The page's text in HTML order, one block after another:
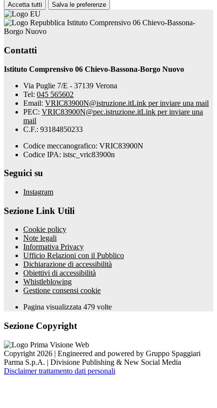
Accetta tutti Salva le preferenze
Istituto Comprensivo 06 Chievo-Bassona-
Borgo Nuovo
Contatti
Istituto Comprensivo 06 Chievo-Bassona-Borgo Nuovo
Via Puglie 7/E - 37139 Verona
Tel: 045 565602
Email: VRIC83900N@istruzione.itLink per inviare una mail
PEC: VRIC83900N@pec.istruzione.itLink per inviare una
mail
C.F.: 93184850233
Codice meccanografico: VRIC83900N
Codice IPA: istsc_vric83900n
Seguici su
Instagram
Sezione Link Utili
Cookie policy
Note legali
Informativa Privacy
Ufficio Relazioni con il Pubblico
Dichiarazione di accessibilità
Obiettivi di accessibilità
Whistleblowing
Gestione consensi cookie
Pagina visualizzata 479 volte
Sezione Copyright
Copyright 2026 | Engineered and powered by Gruppo Spaggiari
Parma S.p.A. | Divisione Publishing & New Social Media
Disclaimer trattamento dati personali